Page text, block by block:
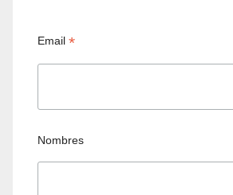
Email*
Nombres